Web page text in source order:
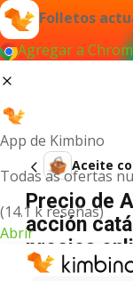
Folletos
Agregar a
App de Kimbino
Todas as ofertas
(14.1 k reseñas)
Abrir
Aceite
Precio de
acción
precios
No hemos